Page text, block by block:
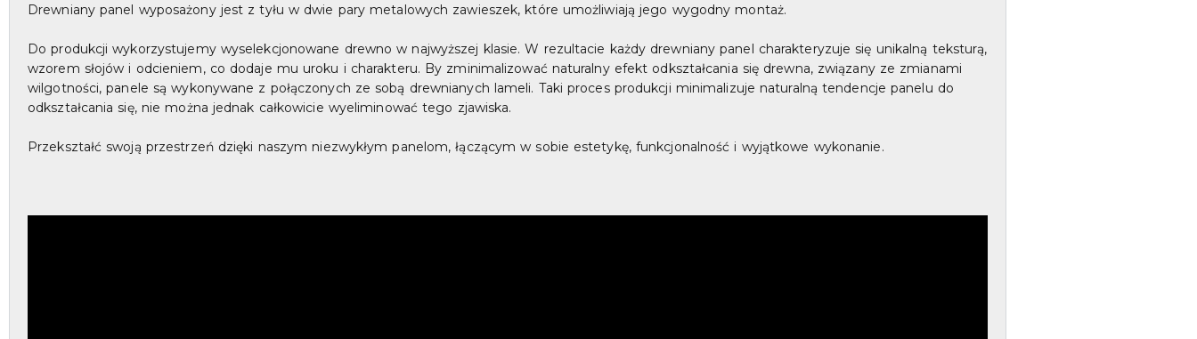
Drewniany panel wyposażony jest z tyłu w dwie pary metalowych zawieszek, które umożliwiają jego wygodny montaż.
Do produkcji wykorzystujemy wyselekcjonowane drewno w najwyższej klasie. W rezultacie każdy drewniany panel charakteryzuje się unikalną teksturą,
wzorem słojów i odcieniem, co dodaje mu uroku i charakteru. By zminimalizować naturalny efekt odkształcania się drewna, związany ze zmianami
wilgotności, panele są wykonywane z połączonych ze sobą drewnianych lameli. Taki proces produkcji minimalizuje naturalną tendencje panelu do
odkształcania się, nie można jednak całkowicie wyeliminować tego zjawiska.
Przekształć swoją przestrzeń dzięki naszym niezwykłym panelom, łączącym w sobie estetykę, funkcjonalność i wyjątkowe wykonanie.